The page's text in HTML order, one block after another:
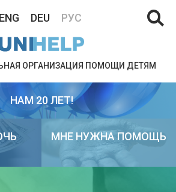
ENG DEU РУС
ОРГАНИЗАЦИЯ ПОМОЩИ ДЕТЯМ
НАМ 20 ЛЕТ!
МНЕ НУЖНА ПОМОЩЬ